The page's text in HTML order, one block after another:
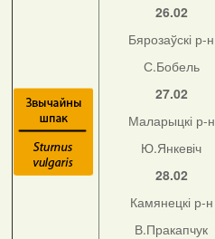
26.02
Бярозаўскі р-н
С.Бобель
27.02
Маларыцкі р-н
Ю.Янкевіч
28.02
Камянецкі р-н
В.Пракапчук